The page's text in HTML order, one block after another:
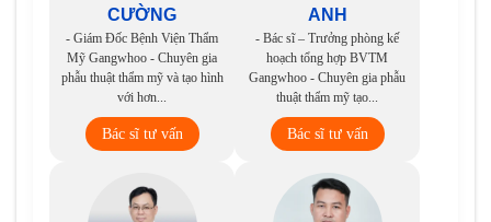
CƯỜNG
- Giám Đốc Bệnh Viện Thẩm
Mỹ Gangwhoo - Chuyên gia
phẫu thuật thẩm mỹ và tạo hình
với hơn...
Bác sĩ tư vấn
ANH
- Bác sĩ – Trưởng phòng kế
hoạch tổng hợp BVTM
Gangwhoo - Chuyên gia phẫu
thuật thẩm mỹ tạo...
Bác sĩ tư vấn